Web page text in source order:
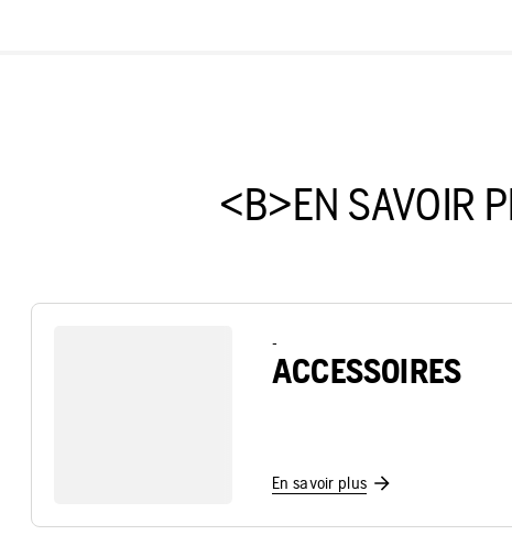
<B>EN SAVOIR
-
ACCESSOIRES
En savoir plus